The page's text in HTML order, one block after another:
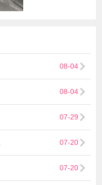
08-04
08-04
07-29
07-20
07-20